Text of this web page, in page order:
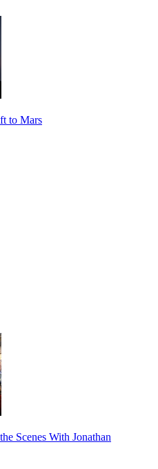
to Mars
Scenes With Jonathan